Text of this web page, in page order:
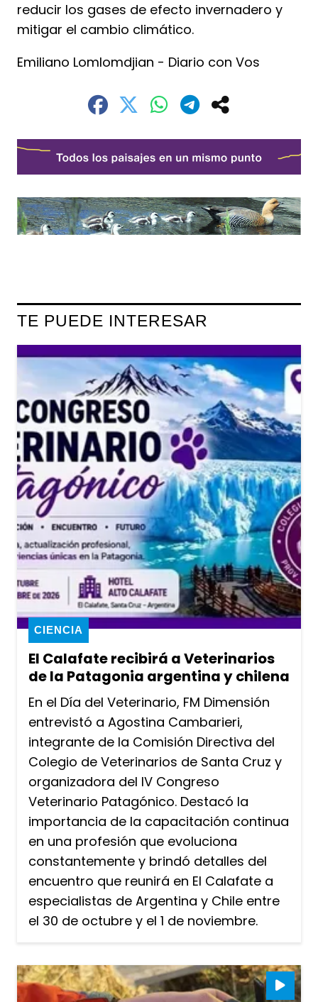
reducir los gases de efecto invernadero y
mitigar el cambio climático.
Emiliano Lomlomdjian - Diario con Vos
TE PUEDE INTERESAR
El Calafate recibirá a Veterinarios
de la Patagonia argentina y chilena
CIENCIA
En el Día del Veterinario, FM Dimensión
entrevistó a Agostina Cambarieri,
integrante de la Comisión Directiva del
Colegio de Veterinarios de Santa Cruz y
organizadora del IV Congreso
Veterinario Patagónico. Destacó la
importancia de la capacitación continua
en una profesión que evoluciona
constantemente y brindó detalles del
encuentro que reunirá en El Calafate a
especialistas de Argentina y Chile entre
el 30 de octubre y el 1 de noviembre.